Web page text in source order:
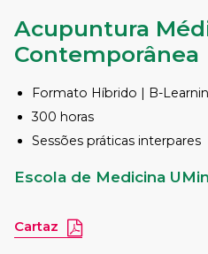
Acupuntura
Contemporânea
Formato Híbrido | B-
300 horas
Sessões práticas interpares
Escola de Medicina
Cartaz